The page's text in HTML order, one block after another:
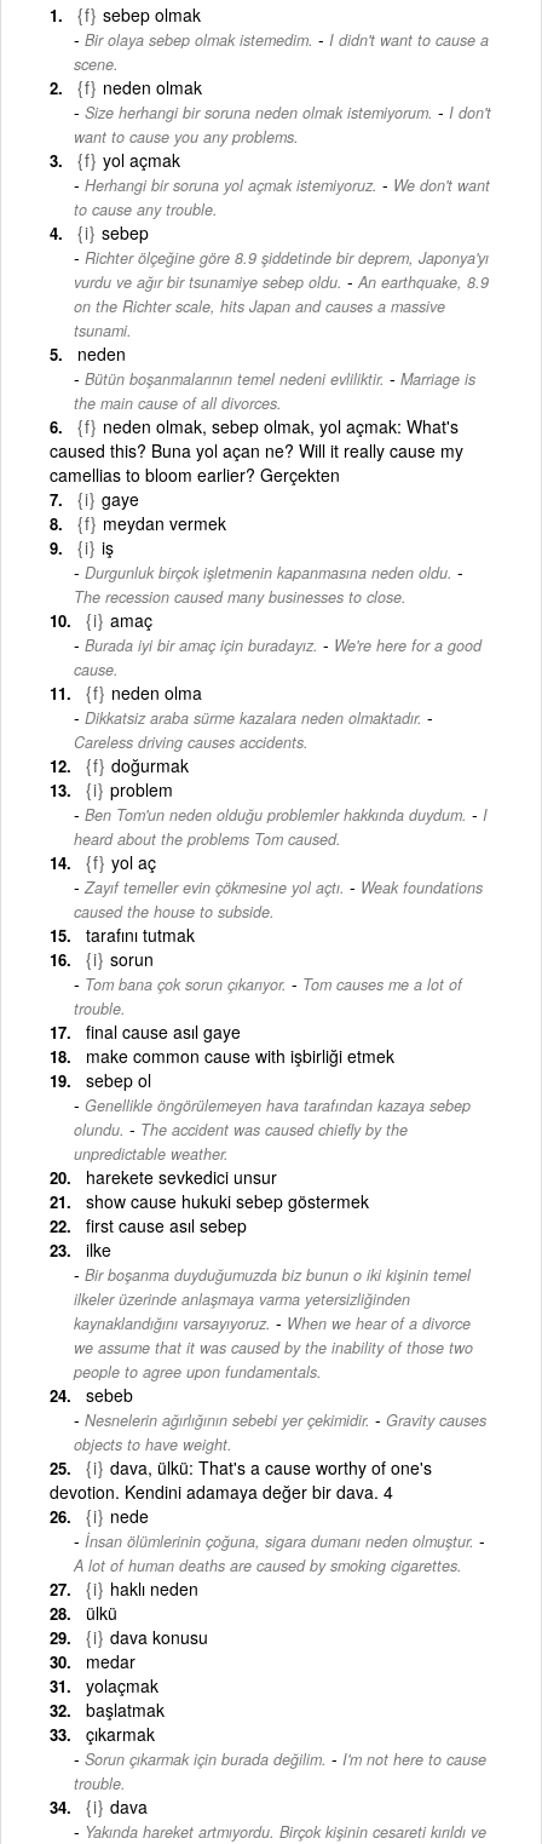
{f} sebep olmak
Bir olaya sebep olmak istemedim. - I didn't want to cause a
scene.
{f} neden olmak
Size herhangi bir soruna neden olmak istemiyorum. - I don't
want to cause you any problems.
{f} yol açmak
Herhangi bir soruna yol açmak istemiyoruz. - We don't want
to cause any trouble.
{i} sebep
Richter ölçeğine göre 8.9 şiddetinde bir deprem, Japonya'yı
vurdu ve ağır bir tsunamiye sebep oldu. - An earthquake, 8.9
on the Richter scale, hits Japan and causes a massive
tsunami.
neden
Bütün boşanmalarının temel nedeni evliliktir. - Marriage is
the main cause of all divorces.
{f} neden olmak, sebep olmak, yol açmak: What's
caused this? Buna yol açan ne? Will it really cause my
camellias to bloom earlier? Gerçekten
{i} gaye
{f} meydan vermek
{i} iş
Durgunluk birçok işletmenin kapanmasına neden oldu. -
The recession caused many businesses to close.
{i} amaç
Burada iyi bir amaç için buradayız. - We're here for a good
cause.
{f} neden olma
Dikkatsiz araba sürme kazalara neden olmaktadır. -
Careless driving causes accidents.
{f} doğurmak
{i} problem
Ben Tom'un neden olduğu problemler hakkında duydum. - I
heard about the problems Tom caused.
{f} yol aç
Zayıf temeller evin çökmesine yol açtı. - Weak foundations
caused the house to subside.
tarafını tutmak
{i} sorun
Tom bana çok sorun çıkarıyor. - Tom causes me a lot of
trouble.
final cause asıl gaye
make common cause with işbirliği etmek
sebep ol
Genellikle öngörülemeyen hava tarafından kazaya sebep
olundu. - The accident was caused chiefly by the
unpredictable weather.
harekete sevkedici unsur
show cause hukuki sebep göstermek
first cause asıl sebep
ilke
Bir boşanma duyduğumuzda biz bunun o iki kişinin temel
ilkeler üzerinde anlaşmaya varma yetersizliğinden
kaynaklandığını varsayıyoruz. - When we hear of a divorce
we assume that it was caused by the inability of those two
people to agree upon fundamentals.
sebeb
Nesnelerin ağırlığının sebebi yer çekimidir. - Gravity causes
objects to have weight.
{i} dava, ülkü: That's a cause worthy of one's
devotion. Kendini adamaya değer bir dava. 4
{i} nede
İnsan ölümlerinin çoğuna, sigara dumanı neden olmuştur. -
A lot of human deaths are caused by smoking cigarettes.
{i} haklı neden
ülkü
{i} dava konusu
medar
yolaçmak
başlatmak
çıkarmak
Sorun çıkarmak için burada değilim. - I'm not here to cause
trouble.
{i} dava
Yakında hareket artmıyordu. Birçok kişinin cesareti kırıldı ve